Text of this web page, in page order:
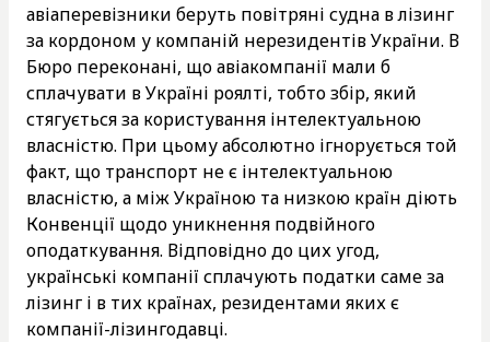
авіаперевізники беруть повітряні судна в лізинг
за кордоном у компаній нерезидентів України. В
Бюро переконані, що авіакомпанії мали б
сплачувати в Україні роялті, тобто збір, який
стягується за користування інтелектуальною
власністю. При цьому абсолютно ігнорується той
факт, що транспорт не є інтелектуальною
власністю, а між Україною та низкою країн діють
Конвенції щодо уникнення подвійного
оподаткування. Відповідно до цих угод,
українські компанії сплачують податки саме за
лізинг і в тих країнах, резидентами яких є
компанії-лізингодавці.